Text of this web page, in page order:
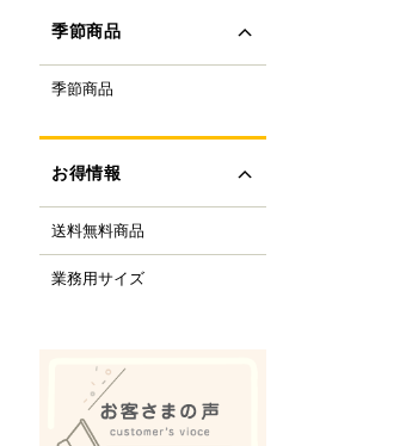
季節商品
季節商品
お得情報
送料無料商品
業務用サイズ